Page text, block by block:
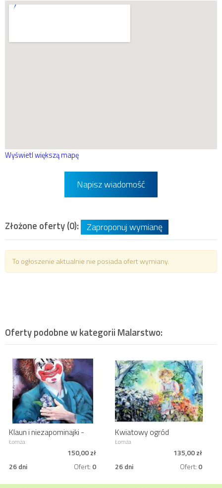
Wyświetl większą mapę
Napisz wiadomość
Złożone oferty (0): Zaproponuj wymianę
To ogłoszenie aktualnie nie posiada ofert wymiany.
Oferty podobne w kategorii Malarstwo:
Klaun i niezapominajki -
akwarela
Łomża
150,00 zł
26 dni
Ofert: 0
Kwiatowy ogród
Łomża
135,00 zł
26 dni
Ofert: 0